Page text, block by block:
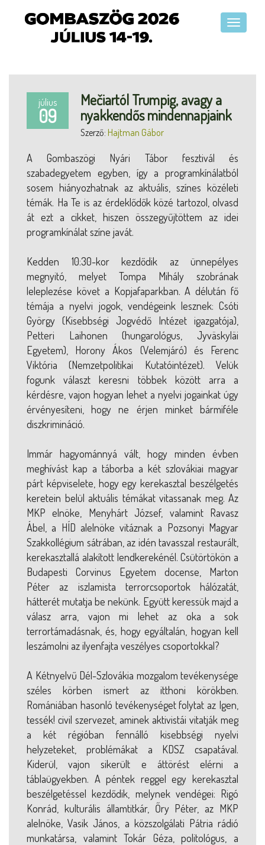
július
09
Mečiartól Trumpig, avagy a
nyakkendős mindennapjaink
Szerző: Hajtman Gábor
A Gombaszögi Nyári Tábor fesztivál és
szabadegyetem egyben, így a programkínálatból
sosem hiányozhatnak az aktuális, színes közéleti
témák. Ha Te is az érdeklődők közé tartozol, olvasd
át ezt a cikket, hiszen összegyűjtöttem az idei
programkínálat színe javát.
Kedden 10:30-kor kezdődik az ünnepélyes
megnyitó, melyet Tompa Mihály szobrának
leleplezése követ a Kopjafaparkban. A délután fő
témája a nyelvi jogok, vendégeink lesznek: Csóti
György (Kisebbségi Jogvédő Intézet igazgatója),
Petteri Laihonen (hungarológus, Jyväskyläi
Egyetem), Horony Ákos (Velemjáró) és Ferenc
Viktória (Nemzetpolitikai Kutatóintézet). Velük
fogunk választ keresni többek között arra a
kérdésre, vajon hogyan lehet a nyelvi jogainkat úgy
érvényesíteni, hogy ne érjen minket bármiféle
diszkrimináció.
Immár hagyománnyá vált, hogy minden évben
meghívást kap a táborba a két szlovákiai magyar
párt képviselete, hogy egy kerekasztal beszélgetés
keretein belül aktuális témákat vitassanak meg. Az
MKP elnöke, Menyhárt József, valamint Ravasz
Ábel, a HÍD alelnöke vitáznak a Pozsonyi Magyar
Szakkollégium sátrában, az idén tavasszal restaurált,
kerekasztallá alakított lendkerekénél. Csütörtökön a
Budapesti Corvinus Egyetem docense, Marton
Péter az iszlamista terrorcsoportok hálózatát,
hátterét mutatja be nekünk. Együtt keressük majd a
válasz arra, vajon mi lehet az oka a sok
terrortámadásnak, és, hogy egyáltalán, hogyan kell
leszámolni az ilyenfajta veszélyes csoportokkal?
A Kétnyelvű Dél-Szlovákia mozgalom tevékenysége
széles körben ismert az itthoni körökben.
Romániában hasonló tevékenységet folytat az Igen,
tessék! civil szervezet, aminek aktivistái vitatják meg
a két régióban fennálló kisebbségi nyelvi
helyzeteket, problémákat a KDSZ csapatával.
Kiderül, vajon sikerült e áttörést elérni a
táblaügyekben. A péntek reggel egy kerekasztal
beszélgetéssel kezdődik, melynek vendégei: Rigó
Konrád, kulturális államtitkár, Őry Péter, az MKP
alelnöke, Vasik János, a közszolgálati Pátria rádió
munkatársa, valamint Tokár Géza, politológus, a